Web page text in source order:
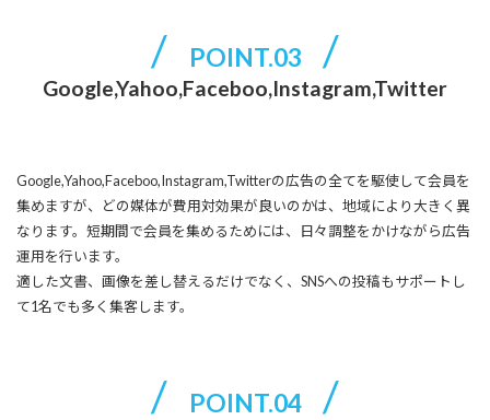
POINT.03
Google,Yahoo,Faceboo,Instagram,Twitter
Google,Yahoo,Faceboo,Instagram,Twitterの広告の全てを駆使して会員を
集めますが、どの媒体が費用対効果が良いのかは、地域により大きく異
なります。短期間で会員を集めるためには、日々調整をかけながら広告
運用を行います。
適した文書、画像を差し替えるだけでなく、SNSへの投稿もサポートし
て1名でも多く集客します。
POINT.04